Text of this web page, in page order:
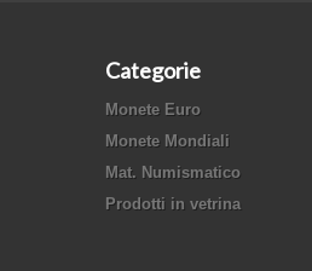
Categorie
Monete Euro
Monete Mondiali
Mat. Numismatico
Prodotti in vetrina